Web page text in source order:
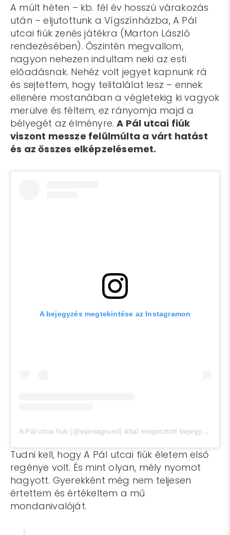
A múlt héten – kb. fél év hosszú várakozás
után – eljutottunk a Vígszínházba, A Pál
utcai fiúk zenés játékra (Marton László
rendezésében). Őszintén megvallom,
nagyon nehezen indultam neki az esti
előadásnak. Nehéz volt jegyet kapnunk rá
és sejtettem, hogy telitalálat lesz – ennek
ellenére mostanában a végletekig ki vagyok
merülve és féltem, ez rányomja majd a
bélyegét az élményre.A Pál utcai fiúk
viszont messze felülmúlta a várt hatást
és az összes elképzelésemet.
A bejegyzés megtekintése az Instagramon
A Pál utcai fiúk (@eljenagrund) által megosztott bejegyzés
Tudni kell, hogy A Pál utcai fiúk életem első
regénye volt. És mint olyan, mély nyomot
hagyott. Gyerekként még nem teljesen
értettem és értékeltem a mű
mondanivalóját.